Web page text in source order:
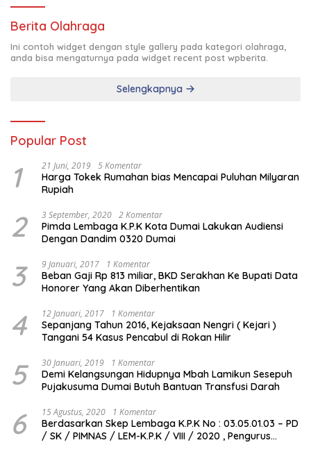
Berita Olahraga
Ini contoh widget dengan style gallery pada kategori olahraga,
anda bisa mengaturnya pada widget recent post wpberita.
Selengkapnya
Popular Post
1 21 Juni, 2019 5 Komentar
Harga Tokek Rumahan bias Mencapai Puluhan Milyaran
Rupiah
2 3 September, 2020 2 Komentar
Pimda Lembaga K.P.K Kota Dumai Lakukan Audiensi
Dengan Dandim 0320 Dumai
3 9 Januari, 2017 1 Komentar
Beban Gaji Rp 813 miliar, BKD Serakhan Ke Bupati Data
Honorer Yang Akan Diberhentikan
4 12 Januari, 2017 1 Komentar
Sepanjang Tahun 2016, Kejaksaan Nengri ( Kejari )
Tangani 54 Kasus Pencabul di Rokan Hilir
5 30 Januari, 2019 1 Komentar
Demi Kelangsungan Hidupnya Mbah Lamikun Sesepuh
Pujakusuma Dumai Butuh Bantuan Transfusi Darah
6 15 Agustus, 2020 1 Komentar
Berdasarkan Skep Lembaga K.P.K No : 03.05.01.03 – PD
/ SK / PIMNAS / LEM-K.P.K / VIII / 2020 , Pengurus